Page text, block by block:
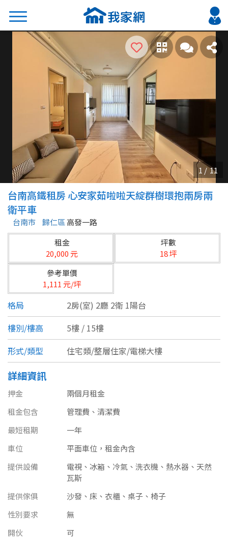
搜尋
熱門關鍵字
2026 台北降價好屋限量釋出
2026 新北降價好屋限量釋出
2026 台中降價好屋限量釋出
2026 台南降價好屋限量釋出
2026 高雄降價好屋限量釋出
縣市
台北市
基隆市
新北市
宜蘭縣
桃園市
新竹市
新竹縣
苗栗縣
台中市
雲林縣
嘉義市
區域
類型(可複選)
不拘 公寓 電梯大樓 套房
別墅 透天厝 樓中樓 華廈
辦公
廠辦 倉庫
坪數
不拘
20坪以下
20~30 坪 30~40 坪
40~50 坪
台南高鐵租房 心安家茹啦啦天綻群樹環抱兩房兩
衛平車
台南市 歸仁區 高發一路
租金
20,000 元
坪數
18 坪
參考單價
1,111 元/坪
格局
2房(室) 2廳 2衛 1陽台
樓別/樓高
5樓 / 15樓
形式/類型
住宅類/整層住家/電梯大樓
詳細資訊
押金
兩個月租金
租金包含
管理費、清潔費
最短租期
一年
車位
平面車位，租金內含
提供設備
電視、冰箱、冷氣、洗衣機、熱水器、天然
瓦斯
提供傢俱
沙發、床、衣櫃、桌子、椅子
性別要求
無
開伙
可